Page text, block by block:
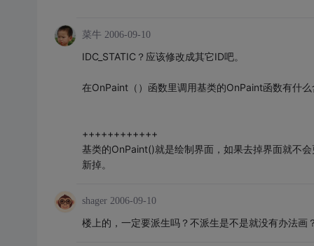
菜牛 2006-09-10
IDC_STATIC？应该修改成其它ID吧。
在OnPaint（）函数里调用基类的OnPaint函数有什么
++++++++++++
基类的OnPaint()就是绘制界面，如果去掉界面就不
新掉。
shager 2006-09-10
楼上的，一定要派生吗？不派生是不是就没有办法画？